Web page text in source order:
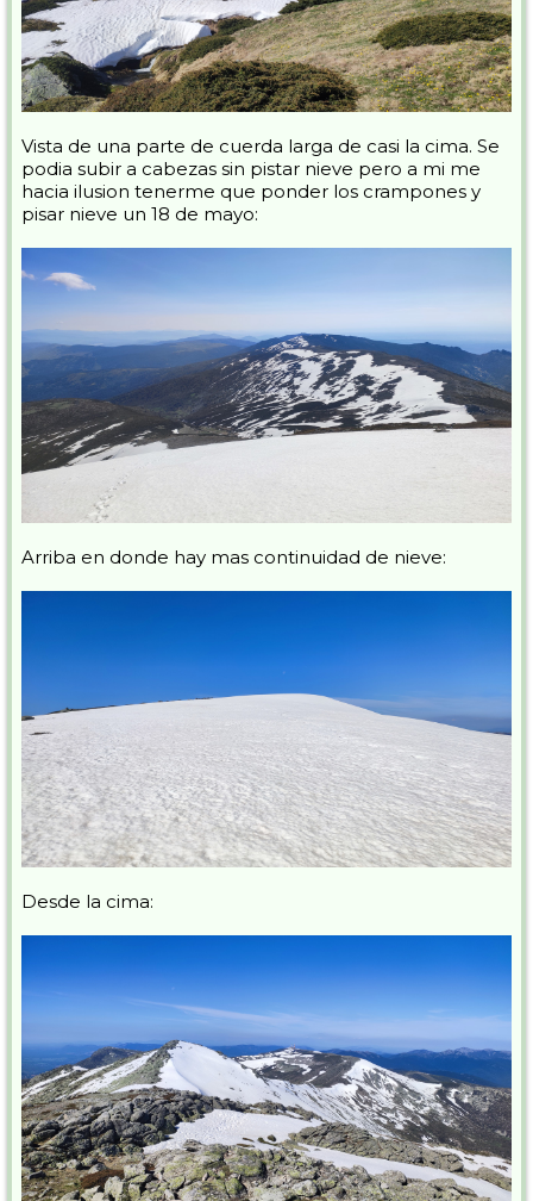
Vista de una parte de cuerda larga de casi la cima. Se
podia subir a cabezas sin pistar nieve pero a mi me
hacia ilusion tenerme que ponder los crampones y
pisar nieve un 18 de mayo:
Arriba en donde hay mas continuidad de nieve:
Desde la cima: